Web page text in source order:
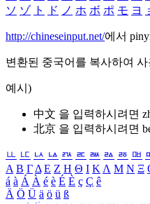
ソ ゾ ト ド ノ ホ ボ ポ モ ヨ
http://chineseinput.net/에서
변환된 중국어를 복사하여
예시)
中文 을 입력하시려면
北京 을 입력하시려면
ㅥ ㅦ ㅧ ㅨ ㅩ ㅪ ㅫ ㅬ ㅭ ㅮ
Α Β ΓΔ Ε Ζ Η Θ Ι ΚΛ Μ Ν Ξ
á à Á À é è É È ç Ç ê
Ä Ö Ü ä ö ü ß